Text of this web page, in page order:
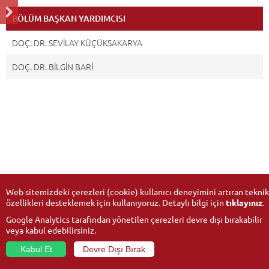
BÖLÜM BAŞKAN YARDIMCISI
DOÇ. DR. SEVİLAY KÜÇÜKSAKARYA
DOÇ. DR. BİLGİN BARİ
Web sitemizdeki çerezleri (cookie) kullanıcı deneyimini artıran teknik
özellikleri desteklemek için kullanıyoruz. Detaylı bilgi için tıklayınız.
Google Analytics tarafından yönetilen çerezleri devre dışı bırakabilir
veya kabul edebilirsiniz.
Kabul Et
Devre Dışı Bırak
© 2026Anadolu Üniversitesi- Tüm hakları saklıdır.